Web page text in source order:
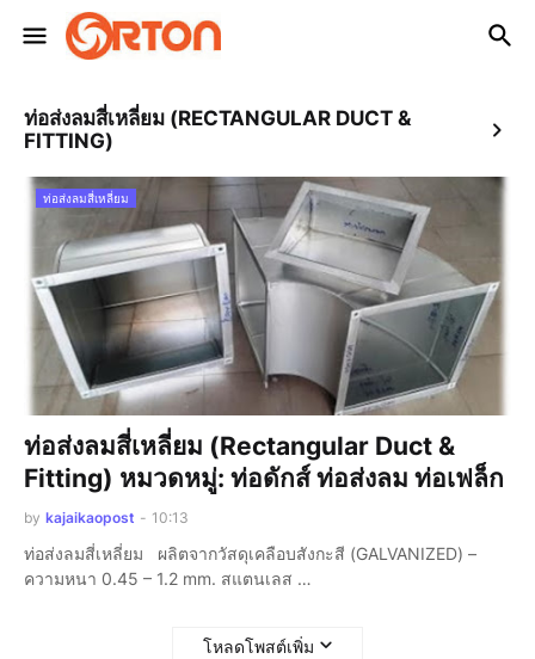
ท่อส่งลมสี่เหลี่ยม (RECTANGULAR DUCT &
FITTING)
ท่อส่งลมสี่เหลี่ยม
ท่อส่งลมสี่เหลี่ยม (Rectangular Duct &
Fitting) หมวดหมู่: ท่อดักส์ ท่อส่งลม ท่อเฟล็ก
by kajaikaopost - 10:13
ท่อส่งลมสี่เหลี่ยม ผลิตจากวัสดุเคลือบสังกะสี (GALVANIZED) –
ความหนา 0.45 – 1.2 mm. สแตนเลส …
โหลดโพสต์เพิ่ม